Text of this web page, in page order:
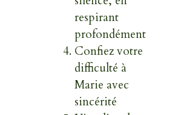
respirant
profondément
Confiez votre
difficulté à
Marie avec
sincérité